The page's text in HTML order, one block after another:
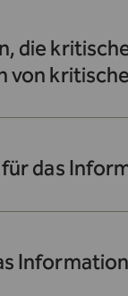
die
von
das